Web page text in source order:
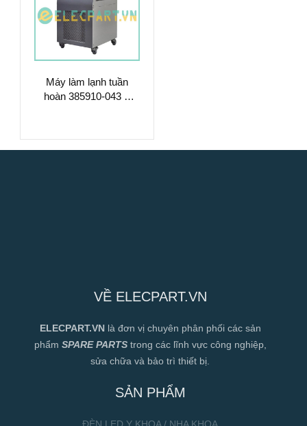
Máy làm lạnh tuần
hoàn 385910-043 –
VỀ ELECPART.VN
ELECPART.VN là đơn vị chuyên phân phối các sản
phẩm SPARE PARTStrong các lĩnh vực công nghiệp,
sửa chữa và bảo trì thiết bị.
SẢN PHẨM
ĐÈN LED Y KHOA / NHA KHOA